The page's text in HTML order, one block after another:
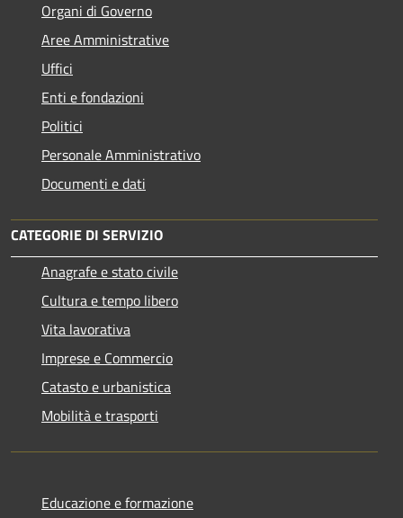
Organi di Governo
Aree Amministrative
Uffici
Enti e fondazioni
Politici
Personale Amministrativo
Documenti e dati
CATEGORIE DI SERVIZIO
Anagrafe e stato civile
Cultura e tempo libero
Vita lavorativa
Imprese e Commercio
Catasto e urbanistica
Mobilità e trasporti
Educazione e formazione